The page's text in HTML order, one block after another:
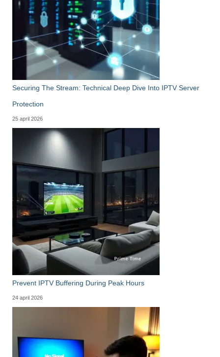
Securing The Stream: Technical Deep Dive Into IPTV Server
Protection
25 april 2026
Prevent IPTV Buffering During Peak Hours
24 april 2026